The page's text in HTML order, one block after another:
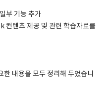
부 기능 추가
컨텐츠 제공 및 관련 학습자료를
내용을 모두 정리해 두었습니